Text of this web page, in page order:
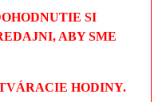
SI
ABY SME
HODINY.